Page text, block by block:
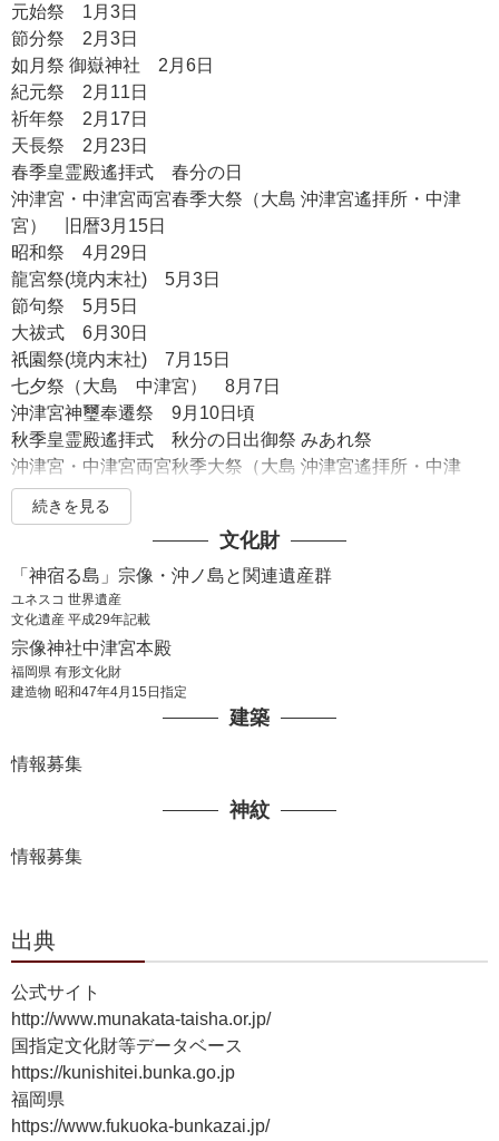
元始祭 1月3日
節分祭 2月3日
如月祭 御嶽神社 2月6日
紀元祭 2月11日
祈年祭 2月17日
天長祭 2月23日
春季皇霊殿遙拝式 春分の日
沖津宮・中津宮両宮春季大祭（大島 沖津宮遙拝所・中津
宮） 旧暦3月15日
昭和祭 4月29日
龍宮祭(境内末社) 5月3日
節句祭 5月5日
大祓式 6月30日
祇園祭(境内末社) 7月15日
七夕祭（大島 中津宮） 8月7日
沖津宮神璽奉遷祭 9月10日頃
秋季皇霊殿遙拝式 秋分の日出御祭 みあれ祭
沖津宮・中津宮両宮秋季大祭（大島 沖津宮遙拝所・中津
宮） 旧暦9月15日
明治祭 11月3日
七五三祭 11月15日
新嘗祭 11月23日
二夜三日祭 12月3日
大祓式・除夜祭 12月31日
続きを見る
文化財
「神宿る島」宗像・沖ノ島と関連遺産群
ユネスコ 世界遺産
文化遺産 平成29年記載
宗像神社中津宮本殿
福岡県 有形文化財
建造物 昭和47年4月15日指定
建築
情報募集
神紋
情報募集
出典
公式サイト
http://www.munakata-taisha.or.jp/
国指定文化財等データベース
https://kunishitei.bunka.go.jp
福岡県
https://www.fukuoka-bunkazai.jp/